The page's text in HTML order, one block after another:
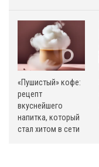
«Пушистый» кофе:
рецепт
вкуснейшего
напитка, который
стал хитом в сети